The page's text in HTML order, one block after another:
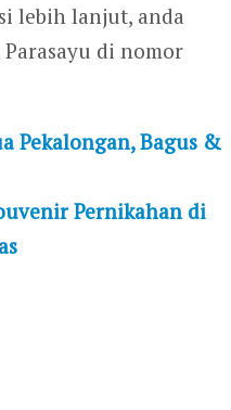
lebih lanjut, anda
di nomor
Pekalongan, Bagus &
Pernikahan di